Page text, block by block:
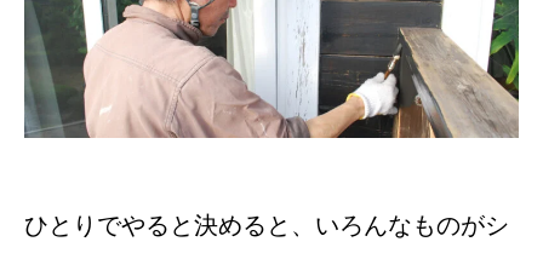
ひとりでやると決めると、いろんなものがシ